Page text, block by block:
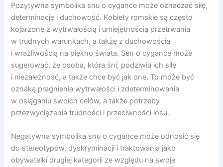
Pozytywna symbolika snu o cygance może oznaczać siłę,
determinację i duchowość. Kobiety romskie są często
kojarzone z wytrwałością i umiejętnością przetrwania
w trudnych warunkach, a także z duchowością
i wrażliwością na piękno świata. Sen o cygance może
sugerować, że osoba, która śni, podziwia ich siłę
i niezależność, a także chce być jak one. To może być
oznaką pragnienia wytrwałości i zdeterminowania
w osiąganiu swoich celów, a także potrzeby
przezwyciężenia trudności i przeciwności losu.
Negatywna symbolika snu o cygance może odnosić się
do stereotypów, dyskryminacji i traktowania jako
obywatelki drugiej kategorii ze względu na swoje